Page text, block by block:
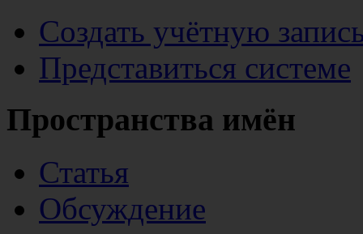
Создать учётную
Представиться системе
Пространства имён
Статья
Обсуждение